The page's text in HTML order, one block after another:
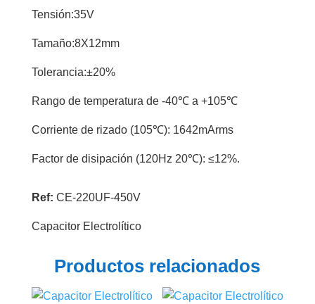
Tensión:35V
Tamaño:8X12mm
Tolerancia:±20%
Rango de temperatura de -40℃ a +105℃
Corriente de rizado (105℃): 1642mArms
Factor de disipación (120Hz 20℃): ≤12%.
Ref: CE-220UF-450V
Capacitor Electrolítico
Productos relacionados